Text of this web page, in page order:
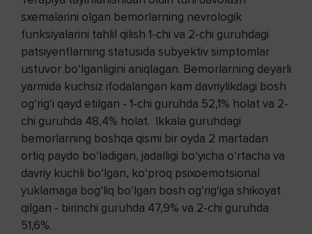
sxemalarini olgan bemorlarning nevrologik
funksiyalarini tahlil qilish 1-chi va 2-chi guruhdagi
patsiyentlarning statusida subyektiv simptomlar
ustuvor bo‘lganligini aniqlagan. Bemorlarning deyarli
yarmida kuchsiz ifodalangan kam davriylikdagi bosh
og‘rig‘i qayd etilgan - 1-chi guruhda 52,1% holat va 2-
chi guruhda 48,4% holat. Ikkala guruhdagi
bemorlarning boshqa qismi bir oyda 2 martadan
ortiq paydo bo‘ladigan, jadalligi bo‘yicha o‘rtacha va
davriy kuchli bo‘lgan, ko‘proq psixoemotsional
yuklamaga bog‘liq bo‘lgan bosh og‘rig‘iga shikoyat
qilgan - birinchi guruhda 47,9% va 2-chi guruhda
51,6%.